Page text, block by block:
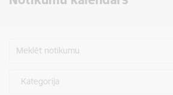
Meklēt notikumu
Kategorija